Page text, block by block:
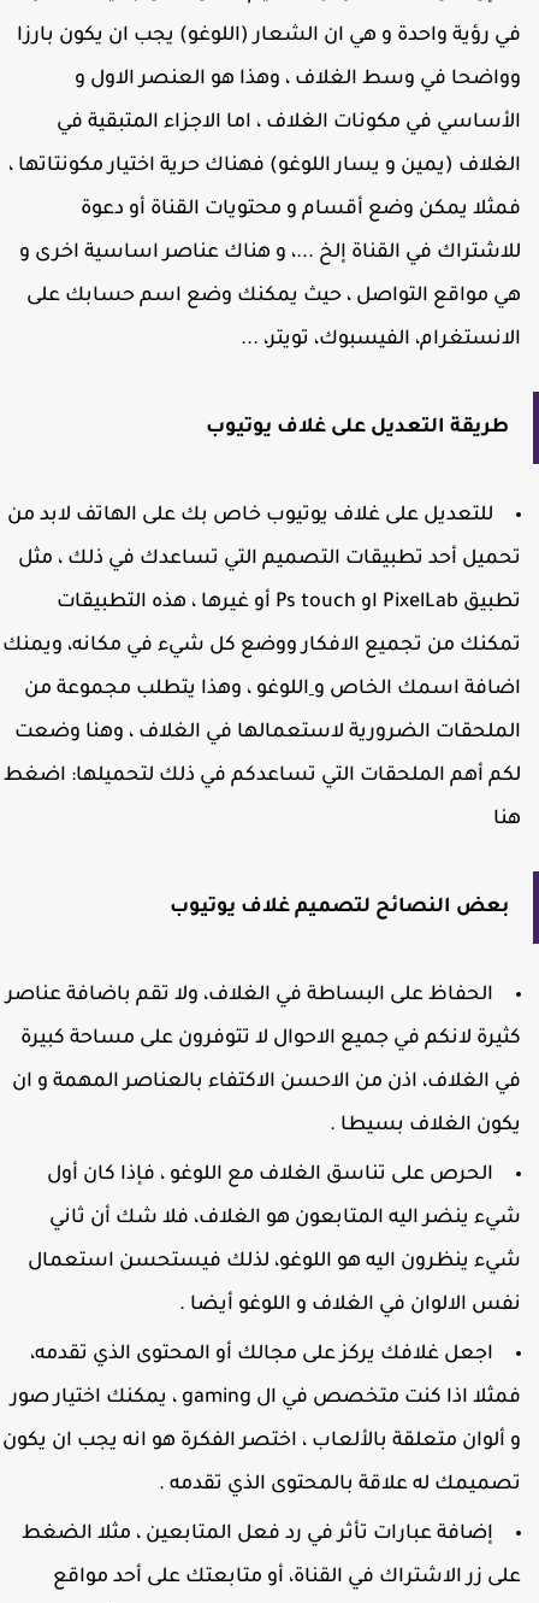
رؤية واحدة و هي ان الشعار (اللوغو) يجب ان يكون بارزا
في وسط الغلاف ، وهذا هو العنصر الاول و
في مكونات الغلاف ، اما الاجزاء المتبقية في
(يمين و يسار اللوغو) فهناك حرية اختيار مكونتاتها ،
يمكن وضع أقسام و محتويات القناة أو دعوة
في القناة إلخ ...، و هناك عناصر اساسية اخرى و
مواقع التواصل ، حيث يمكنك وضع اسم حسابك على
الفيسبوك، تويتر، ...
طريقة التعديل على غلاف يوتيوب
للتعديل على غلاف يوتيوب خاص بك على الهاتف لابد من
أحد تطبيقات التصميم التي تساعدك في ذلك ، مثل
تطبيق PixelLab او Ps touch أو غيرها ، هذه التطبيقات
من تجميع الافكار ووضع كل شيء في مكانه، ويمنك
اسمك الخاص و اللوغو ، وهذا يتطلب مجموعة من
الضرورية لاستعمالها في الغلاف ، وهنا وضعت
أهم الملحقات التي تساعدكم في ذلك لتحميلها: اضغط
بعض النصائح لتصميم غلاف يوتيوب
الحفاظ على البساطة في الغلاف، ولا تقم باضافة عناصر
لانكم في جميع الاحوال لا تتوفرون على مساحة كبيرة
الغلاف، اذن من الاحسن الاكتفاء بالعناصر المهمة و ان
الغلاف بسيطا .
الحرص على تناسق الغلاف مع اللوغو ، فإذا كان أول
ينضر اليه المتابعون هو الغلاف، فلا شك أن ثاني
ينظرون اليه هو اللوغو، لذلك فيستحسن استعمال
الالوان في الغلاف و اللوغو أيضا .
اجعل غلافك يركز على مجالك أو المحتوى الذي تقدمه،
فمثلا اذا كنت متخصص في ال gaming ، يمكنك اختيار صور
ألوان متعلقة بالألعاب ، اختصر الفكرة هو انه يجب ان يكون
له علاقة بالمحتوى الذي تقدمه .
إضافة عبارات تأثر في رد فعل المتابعين ، مثلا الضغط
زر الاشتراك في القناة، أو متابعتك على أحد مواقع